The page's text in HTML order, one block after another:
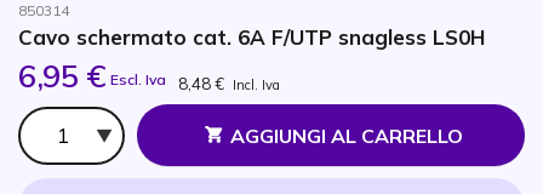
850314
Cavo schermato cat. 6A F/UTP snagless LS0H
6,95 € Escl. Iva 8,48 € Incl. Iva
Qtà
AGGIUNGI AL CARRELLO